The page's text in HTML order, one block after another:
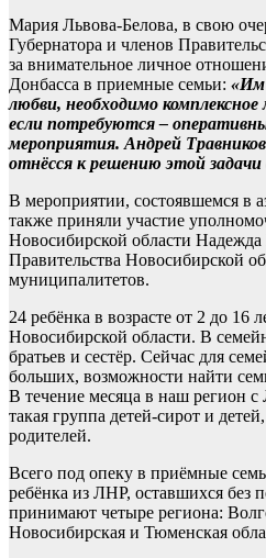
Мария Львова-Белова, в свою
Губернатора и членов
за внимательное личное
Донбасса в приемные семьи: «Им
любви, необходимо комплексное
если потребуются –
мероприятия. Андрей
отнёсся к решению этой задачи
В мероприятии, состоявшемся в
также приняли участие
Новосибирской области
Правительства Новосибирской
муниципалитетов.
24 ребёнка в возрасте от 2 до 16
Новосибирской области. В
братьев и сестёр. Сейчас для
больших, возможности найти
В течение месяца в наш регион
такая группа детей-сирот и
родителей.
Всего под опеку в приёмные
ребёнка из ЛНР, оставшихся без
принимают четыре региона:
Новосибирская и Тюменская